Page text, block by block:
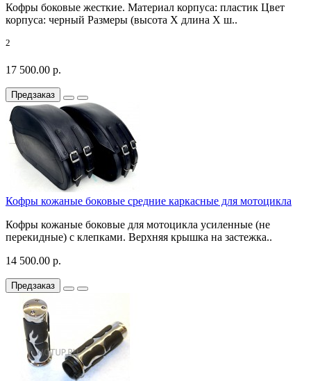
Кофры боковые жесткие. Материал корпуса: пластик Цвет
корпуса: черный Размеры (высота X длина X ш..
2
17 500.00 р.
Предзаказ
Кофры кожаные боковые средние каркасные для мотоцикла
Кофры кожаные боковые для мотоцикла усиленные (не
перекидные) с клепками. Верхняя крышка на застежка..
14 500.00 р.
Предзаказ